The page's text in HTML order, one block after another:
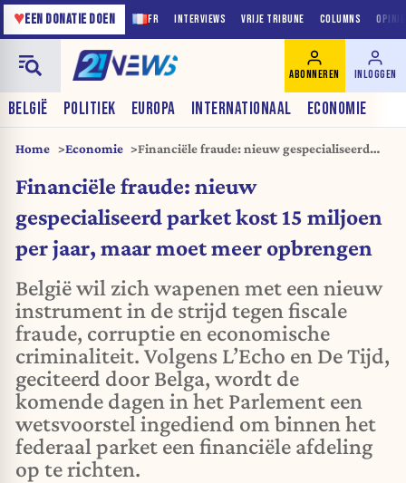
FR INTERVIEWS VRIJE TRIBUNE COLUMNS
♥EEN DONATIE DOEN
BELGIË POLITIEK EUROPA INTERNATIONAAL ECONOMIE
ABONNEREN INLOGGEN
Home Economie
Financiële fraude: nieuw gespecialiseerd
meer opbrengen
Financiële fraude: nieuw
gespecialiseerd parket kost 15 miljoen
per jaar, maar moet meer opbrengen
België wil zich wapenen met een nieuw
instrument in de strijd tegen fiscale
fraude, corruptie en economische
criminaliteit. Volgens L’Echo en De Tijd,
geciteerd door Belga, wordt de
komende dagen in het Parlement een
wetsvoorstel ingediend om binnen het
federaal parket een financiële afdeling
op te richten.